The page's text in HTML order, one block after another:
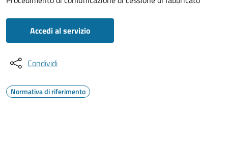
Accedi al servizio
Condividi
Normativa di riferimento